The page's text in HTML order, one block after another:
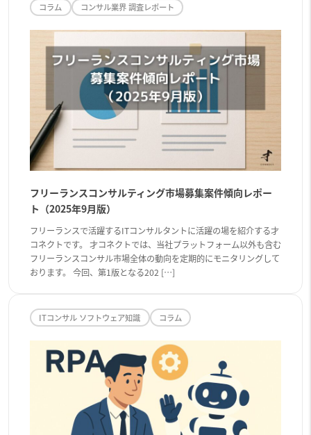
コラム コンサル業界 調査レポート
フリーランスコンサルティング市場募集案件傾向レポー
ト（2025年9月版）
フリーランスで活躍するITコンサルタントに活躍の場を紹介する才
コネクトです。 才コネクトでは、当社プラットフォーム以外も含む
フリーランスコンサル市場全体の動向を定期的にモニタリングして
おります。 今回、第1版となる202 […]
ITコンサル ソフトウェア知識 コラム